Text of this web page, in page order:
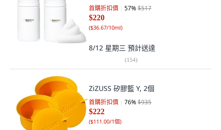
首購折扣價 57%$517
$220
($36.67/10ml)
8/12 星期三 預計送達
(154)
ZiZUSS 矽膠籃 Y, 2個
首購折扣價 76%$935
$222
($111.00/1個)